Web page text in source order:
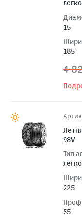
15
185
4
98V
Тип
225
55